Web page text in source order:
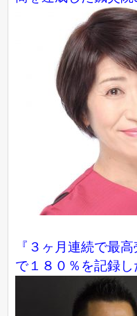
『３ヶ月連続で最
で１８０％を記録し